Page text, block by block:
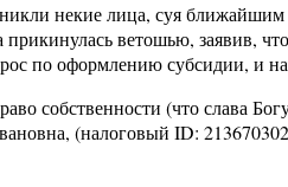
некие лица, суя
ветошью, заявив,
по оформлению субсидии, и
собственности (что слава
(налоговый ID: